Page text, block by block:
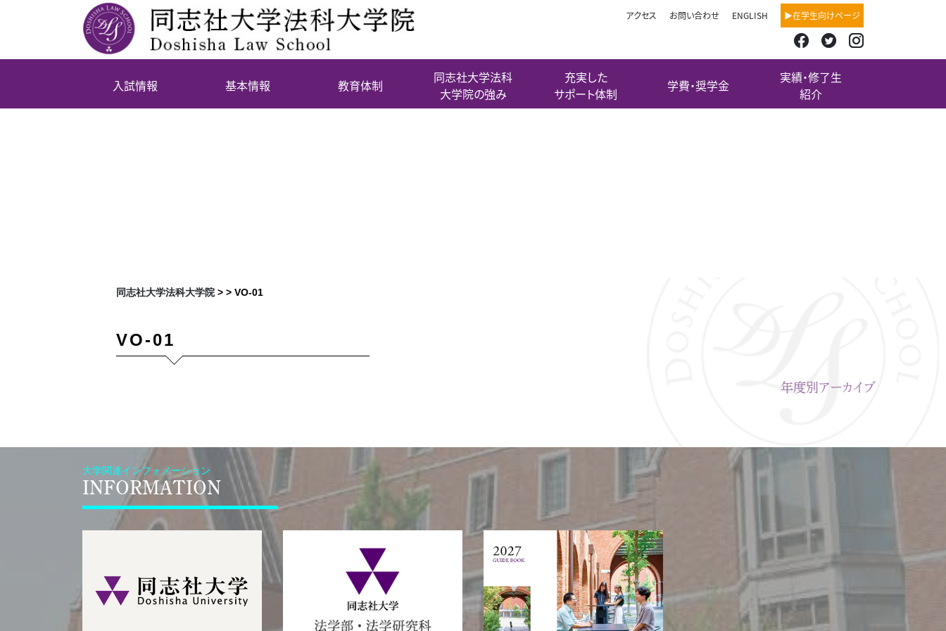
アクセス お問い合わせ ENGLISH ▶在学生向けページ
入試情報 基本情報 教育体制
同志社大学法科
大学院の強み
充実した
サポート体制
学費・奨学金
実績・修了生
紹介
同志社大学法科大学院> > VO-01
VO-01
年度別アーカイブ
大学関連インフォメーション
INFORMATION